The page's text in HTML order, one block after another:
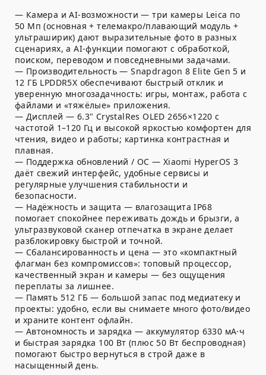
— Камера и AI-возможности — три камеры Leica по
50 Мп (основная + телемакро/плавающий модуль +
ультраширик) дают выразительные фото в разных
сценариях, а AI-функции помогают с обработкой,
поиском, переводом и повседневными задачами.
— Производительность — Snapdragon 8 Elite Gen 5 и
12 ГБ LPDDR5X обеспечивают быстрый отклик и
уверенную многозадачность: игры, монтаж, работа с
файлами и «тяжёлые» приложения.
— Дисплей — 6.3" CrystalRes OLED 2656×1220 с
частотой 1–120 Гц и высокой яркостью комфортен для
чтения, видео и работы; картинка контрастная и
плавная.
— Поддержка обновлений / ОС — Xiaomi HyperOS 3
даёт свежий интерфейс, удобные сервисы и
регулярные улучшения стабильности и
безопасности.
— Надёжность и защита — влагозащита IP68
помогает спокойнее переживать дождь и брызги, а
ультразвуковой сканер отпечатка в экране делает
разблокировку быстрой и точной.
— Сбалансированность и цена — это «компактный
флагман без компромиссов»: топовый процессор,
качественный экран и камеры — без ощущения
переплаты за лишнее.
— Память 512 ГБ — большой запас под медиатеку и
проекты: удобно, если вы снимаете много фото/видео
и храните контент офлайн.
— Автономность и зарядка — аккумулятор 6330 мА·ч
и быстрая зарядка 100 Вт (плюс 50 Вт беспроводная)
помогают быстро вернуться в строй даже в
насыщенный день.